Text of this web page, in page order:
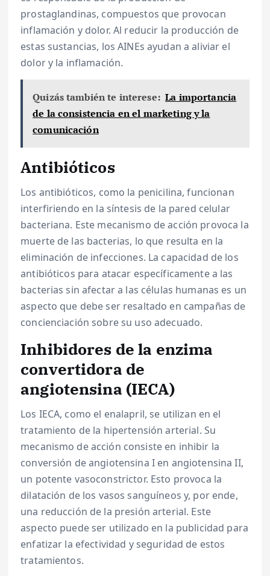
prostaglandinas, compuestos que provocan
inflamación y dolor. Al reducir la producción de
estas sustancias, los AINEs ayudan a aliviar el
dolor y la inflamación.
Quizás también te interese: La importancia
de la consistencia en el marketing y la
comunicación
Antibióticos
Los antibióticos, como la penicilina, funcionan
interfiriendo en la síntesis de la pared celular
bacteriana. Este mecanismo de acción provoca la
muerte de las bacterias, lo que resulta en la
eliminación de infecciones. La capacidad de los
antibióticos para atacar específicamente a las
bacterias sin afectar a las células humanas es un
aspecto que debe ser resaltado en campañas de
concienciación sobre su uso adecuado.
Inhibidores de la enzima
convertidora de
angiotensina (IECA)
Los IECA, como el enalapril, se utilizan en el
tratamiento de la hipertensión arterial. Su
mecanismo de acción consiste en inhibir la
conversión de angiotensina I en angiotensina II,
un potente vasoconstrictor. Esto provoca la
dilatación de los vasos sanguíneos y, por ende,
una reducción de la presión arterial. Este
aspecto puede ser utilizado en la publicidad para
enfatizar la efectividad y seguridad de estos
tratamientos.